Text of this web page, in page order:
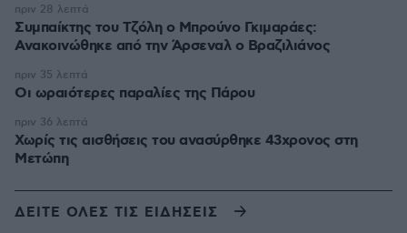
Συμπαίκτης του Τζόλη ο Μπρούνο Γκιμαράες:
Ανακοινώθηκε από την Άρσεναλ ο Βραζιλιάνος
πριν 28 λεπτά
Οι ωραιότερες παραλίες της Πάρου
πριν 35 λεπτά
Χωρίς τις αισθήσεις του ανασύρθηκε 43χρονος στη
Μετώπη
πριν 36 λεπτά
ΔΕΙΤΕ ΟΛΕΣ ΤΙΣ ΕΙΔΗΣΕΙΣ